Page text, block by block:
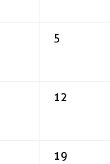
5
12
19